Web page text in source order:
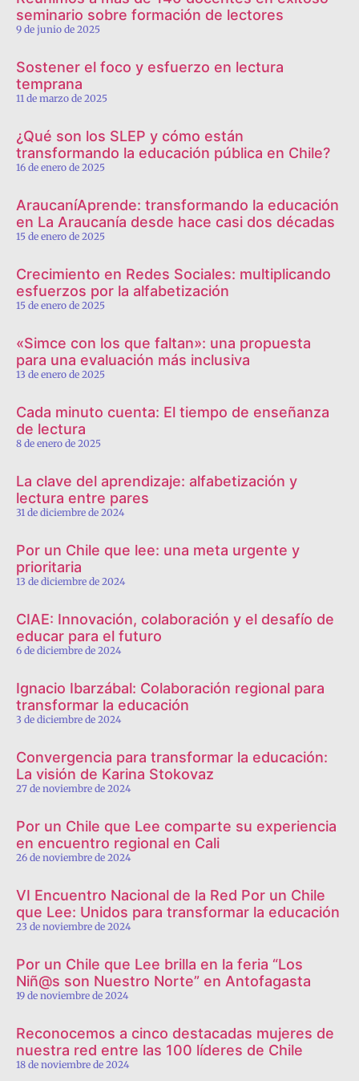
seminario sobre formación de lectores
9 de junio de 2025
Sostener el foco y esfuerzo en lectura
temprana
11 de marzo de 2025
¿Qué son los SLEP y cómo están
transformando la educación pública en Chile?
16 de enero de 2025
AraucaníAprende: transformando la educación
en La Araucanía desde hace casi dos décadas
15 de enero de 2025
Crecimiento en Redes Sociales: multiplicando
esfuerzos por la alfabetización
15 de enero de 2025
«Simce con los que faltan»: una propuesta
para una evaluación más inclusiva
13 de enero de 2025
Cada minuto cuenta: El tiempo de enseñanza
de lectura
8 de enero de 2025
La clave del aprendizaje: alfabetización y
lectura entre pares
31 de diciembre de 2024
Por un Chile que lee: una meta urgente y
prioritaria
13 de diciembre de 2024
CIAE: Innovación, colaboración y el desafío de
educar para el futuro
6 de diciembre de 2024
Ignacio Ibarzábal: Colaboración regional para
transformar la educación
3 de diciembre de 2024
Convergencia para transformar la educación:
La visión de Karina Stokovaz
27 de noviembre de 2024
Por un Chile que Lee comparte su experiencia
en encuentro regional en Cali
26 de noviembre de 2024
VI Encuentro Nacional de la Red Por un Chile
que Lee: Unidos para transformar la educación
23 de noviembre de 2024
Por un Chile que Lee brilla en la feria “Los
Niñ@s son Nuestro Norte” en Antofagasta
19 de noviembre de 2024
Reconocemos a cinco destacadas mujeres de
nuestra red entre las 100 líderes de Chile
18 de noviembre de 2024